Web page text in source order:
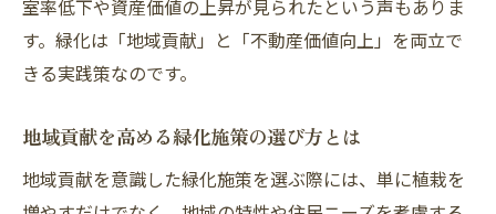
不動産地域貢献が促す住環境の質向上とは
地域緑化事業の推進で広がる連携の可能性
不動産と緑化施策で実現する持続可能な地
ン
室率低下や資産価値の上昇が見られたという声もありま
す。緑化は「地域貢献」と「不動産価値向上」を両立で
きる実践策なのです。
地域貢献を高める緑化施策の選び方とは
地域貢献を意識した緑化施策を選ぶ際には、単に植栽を